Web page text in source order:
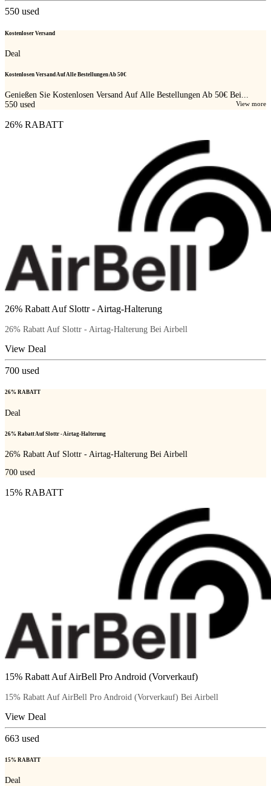
550 used
Kostenloser Versand
Deal
Kostenlosen Versand Auf Alle Bestellungen Ab 50€
Genießen Sie Kostenlosen Versand Auf Alle Bestellungen Ab 50€ Bei...
View more
550 used
26% RABATT
26% Rabatt Auf Slottr - Airtag-Halterung
26% Rabatt Auf Slottr - Airtag-Halterung Bei Airbell
View Deal
700 used
26% RABATT
Deal
26% Rabatt Auf Slottr - Airtag-Halterung
26% Rabatt Auf Slottr - Airtag-Halterung Bei Airbell
700 used
15% RABATT
15% Rabatt Auf AirBell Pro Android (Vorverkauf)
15% Rabatt Auf AirBell Pro Android (Vorverkauf) Bei Airbell
View Deal
663 used
15% RABATT
Deal